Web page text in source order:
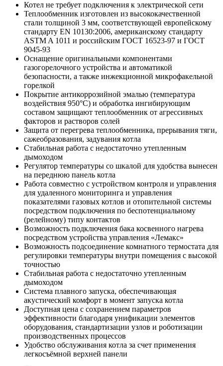
Котел не требует подключения к электрической сети
Теплообменник изготовлен из высококачественной
стали толщиной 3 мм, соответствующей европейскому
стандарту EN 10130:2006, американскому стандарту
ASTM A 1011 и российским ГОСТ 16523-97 и ГОСТ
9045-93
Оснащение оригинальными компонентами
газогорелочного устройства и автоматикой
безопасности, а также инжекционной микрофакельной
горелкой
Покрытие антикоррозийной эмалью (температура
воздействия 950°С) и обработка ингибирующим
составом защищают теплообменник от агрессивных
факторов и растворов солей
Защита от перегрева теплообменника, прерывания тяги,
сажеобразования, задувания котла
Стабильная работа с недостаточно утепленным
дымоходом
Регулятор температуры со шкалой для удобства вынесен
на переднюю панель котла
Работа совместно с устройством контроля и управления
для удаленного мониторинга и управления
показателями газовых котлов и отопительной системы
посредством подключения по беспотенциальному
(релейному) типу контактов
Возможность подключения бака косвенного нагрева
посредством устройства управления «Лемакс»
Возможность подсоединение комнатного термостата для
регулировки температуры внутри помещения с высокой
точностью
Стабильная работа с недостаточно утепленным
дымоходом
Система плавного запуска, обеспечивающая
акустический комфорт в момент запуска котла
Доступная цена с сохранением параметров
эффективности благодаря унификации элементов
оборудования, стандартизации узлов и роботизации
производственных процессов
Удобство обслуживания котла за счет применения
легкосъёмной верхней панели